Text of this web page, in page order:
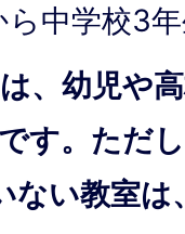
ら中学校3
、幼児や
す。ただ
ない教室は